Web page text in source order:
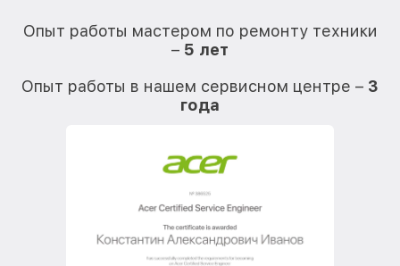
Опыт работы мастером по ремонту техники
– 5 лет
Опыт работы в нашем сервисном центре – 3
года